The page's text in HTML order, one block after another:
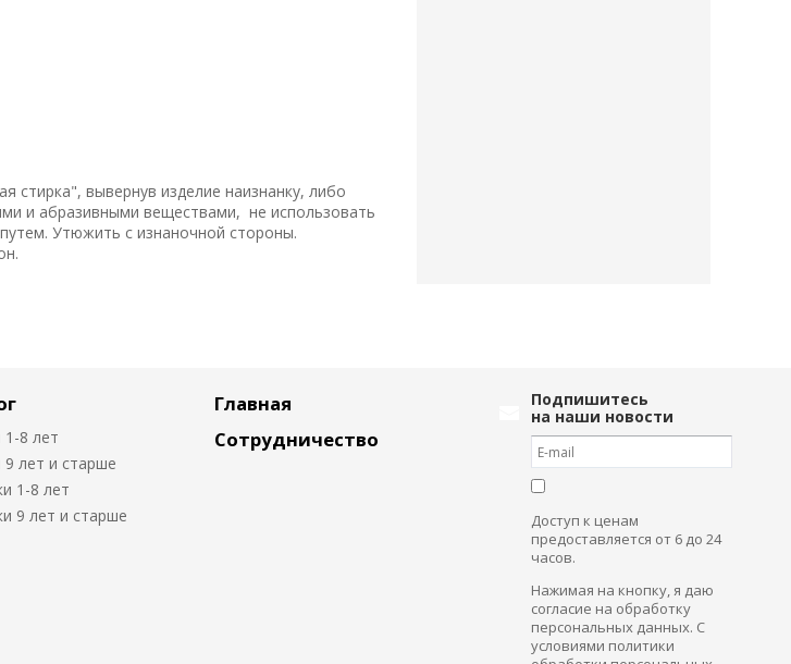
стирка", вывернув изделие наизнанку, либо
и абразивными веществами, не использовать
Утюжить с изнаночной стороны.
8 лет
9 лет и старше
1-8 лет
9 лет и старше
Главная
Сотрудничество
Подпишитесь
на наши новости
Доступ к ценам
предоставляется от 6 до 24
часов.
Нажимая на кнопку, я даю
согласие на обработку
персональных данных. С
условиями политики